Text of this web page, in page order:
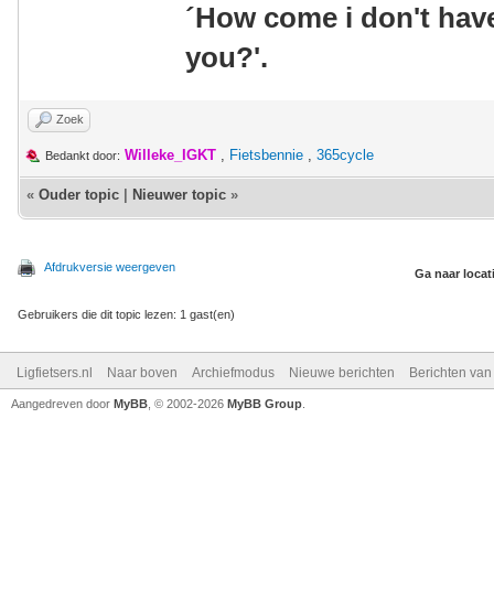
´How come i don't
you?'.
Zoek
Bedankt door: Willeke_IGKT , Fietsbennie , 365cycle
« Ouder topic Nieuwer topic »
Afdrukversie weergeven Ga naar
Gebruikers die dit topic lezen: 1 gast(en)
Ligfietsers.nl Naar boven Archiefmodus Nieuwe berichten Berichten
Aangedreven door MyBB , © 2002-2026 MyBB Group